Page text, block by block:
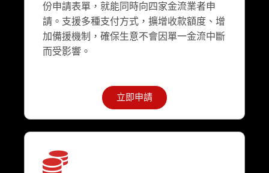
份申請表單，就能同時向四家金流業者申
請。支援多種支付方式，擴增收款額度、增
加備援機制，確保生意不會因單一金流中斷
而受影響。
立即申請